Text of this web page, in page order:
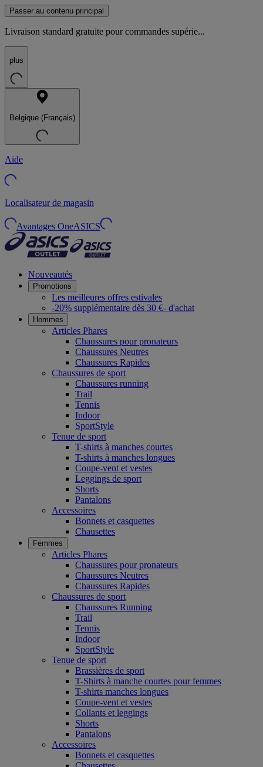
Passer au contenu principal
Livraison standard gratuite pour commandes supérie...
plus
Belgique (Français)
Aide
Localisateur de magasin
Avantages OneASICS
Nouveautés
Promotions
Les meilleures offres estivales
-20% supplémentaire dès 30 €- d'achat
Hommes
Articles Phares
Chaussures pour pronateurs
Chaussures Neutres
Chaussures Rapides
Chaussures de sport
Chaussures running
Trail
Tennis
Indoor
SportStyle
Tenue de sport
T-shirts à manches courtes
T-shirts à manches longues
Coupe-vent et vestes
Leggings de sport
Shorts
Pantalons
Accessoires
Bonnets et casquettes
Chausettes
Femmes
Articles Phares
Chaussures pour pronateurs
Chaussures Neutres
Chaussures Rapides
Chaussures de sport
Chaussures Running
Trail
Tennis
Indoor
SportStyle
Tenue de sport
Brassières de sport
T-Shirts à manche courtes pour femmes
T-shirts manches longues
Coupe-vent et vestes
Collants et leggings
Shorts
Pantalons
Accessoires
Bonnets et casquettes